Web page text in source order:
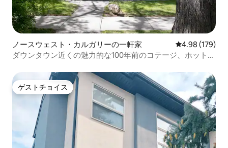
ノースウェスト・カルガリーの一軒家 レビュー179
4.98 (179)
ダウンタウン近くの魅力的な100年前のコテージ、ホットタ
ゲストチョイス
ゲストチョイス